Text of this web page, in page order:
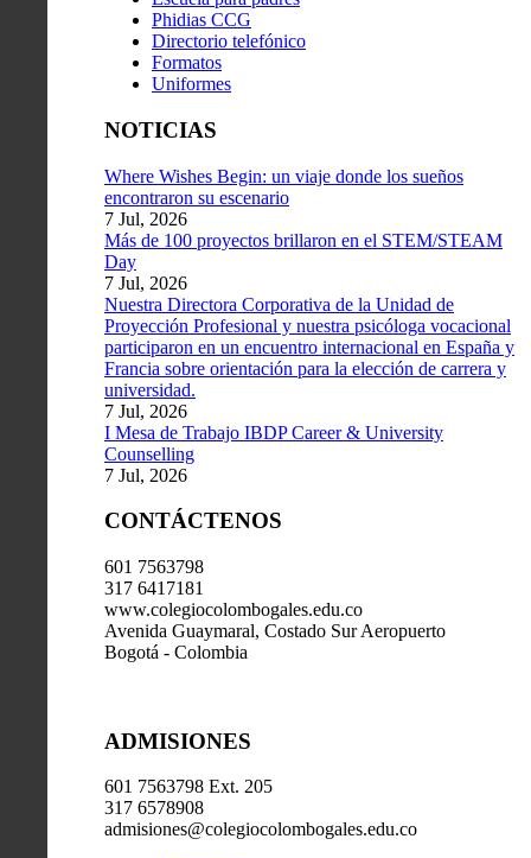
Phidias CCG
Directorio telefónico
Formatos
Uniformes
NOTICIAS
Where Wishes Begin: un viaje donde los sueños
encontraron su escenario
7 Jul, 2026
Más de 100 proyectos brillaron en el STEM/STEAM
Day
7 Jul, 2026
Nuestra Directora Corporativa de la Unidad de
Proyección Profesional y nuestra psicóloga vocacional
participaron en un encuentro internacional en España y
Francia sobre orientación para la elección de carrera y
universidad.
7 Jul, 2026
I Mesa de Trabajo IBDP Career & University
Counselling
7 Jul, 2026
CONTÁCTENOS
601 7563798
317 6417181
www.colegiocolombogales.edu.co
Avenida Guaymaral, Costado Sur Aeropuerto
Bogotá - Colombia
ADMISIONES
601 7563798 Ext. 205
317 6578908
admisiones@colegiocolombogales.edu.co